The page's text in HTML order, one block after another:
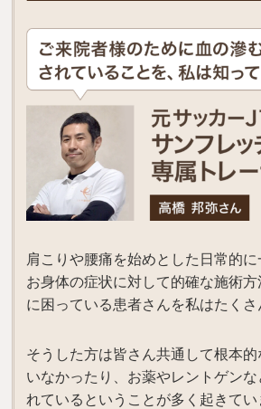
肩こりや腰痛を始めとした日常的
お身体の症状に対して的確な施術
に困っている患者さんを私はたくさ
そうした方は皆さん共通して根本
いなかったり、お薬やレントゲンな
れているということが多く起きてい